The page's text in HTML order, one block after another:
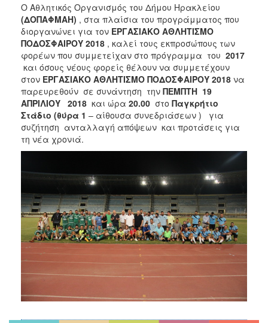
Ο Αθλητικός Οργανισμός του Δήμου Ηρακλείου
(ΔΟΠΑΦΜΑΗ) , στα πλαίσια του προγράμματος που
διοργανώνει για τον ΕΡΓΑΣΙΑΚΟ ΑΘΛΗΤΙΣΜΟ
ΠΟΔΟΣΦΑΙΡΟΥ 2018 , καλεί τους εκπροσώπους των
φορέων που συμμετείχαν στο πρόγραμμα του 2017
και όσους νέους φορείς θέλουν να συμμετέχουν
στον ΕΡΓΑΣΙΑΚΟ ΑΘΛΗΤΙΣΜΟ ΠΟΔΟΣΦΑΙΡΟΥ 2018 να
παρευρεθούν σε συνάντηση την ΠΕΜΠΤΗ 19
ΑΠΡΙΛΙΟΥ 2018 και ώρα 20.00 στο Παγκρήτιο
Στάδιο (θύρα 1 – αίθουσα συνεδριάσεων )
για
συζήτηση ανταλλαγή απόψεων και προτάσεις για
τη νέα χρονιά.